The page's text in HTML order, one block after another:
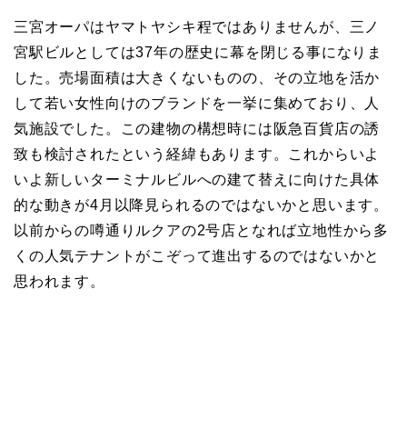
三宮オーパはヤマトヤシキ程ではありませんが、三ノ
宮駅ビルとしては37年の歴史に幕を閉じる事になりま
した。売場面積は大きくないものの、その立地を活か
して若い女性向けのブランドを一挙に集めており、人
気施設でした。この建物の構想時には阪急百貨店の誘
致も検討されたという経緯もあります。これからいよ
いよ新しいターミナルビルへの建て替えに向けた具体
的な動きが4月以降見られるのではないかと思います。
以前からの噂通りルクアの2号店となれば立地性から多
くの人気テナントがこぞって進出するのではないかと
思われます。